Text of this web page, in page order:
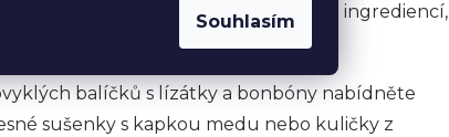
Souhlasím
o objevování nových chutí, textur a ingrediencí,
balíčků s lízátky a bonbóny nabídněte
sušenky s kapkou medu nebo kuličky z